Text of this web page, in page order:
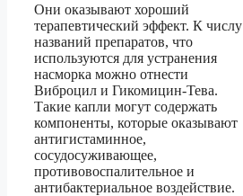
Они оказывают хороший
терапевтический эффект. К числу
названий препаратов, что
используются для устранения
насморка можно отнести
Виброцил и Гикомицин-Тева.
Такие капли могут содержать
компоненты, которые оказывают
антигистаминное,
сосудосуживающее,
противовоспалительное и
антибактериальное воздействие.